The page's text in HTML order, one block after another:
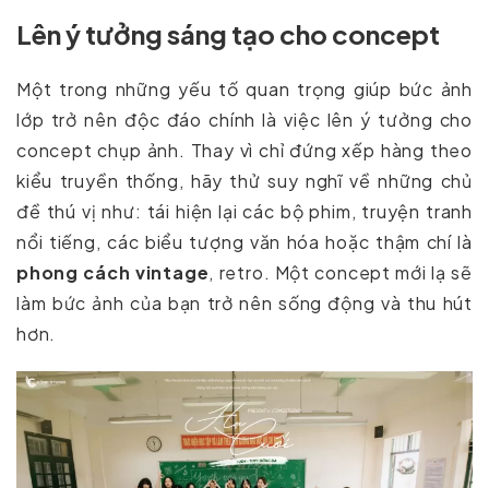
Lên ý tưởng sáng tạo cho concept
Một trong những yếu tố quan trọng giúp bức ảnh
lớp trở nên độc đáo chính là việc lên ý tưởng cho
concept chụp ảnh. Thay vì chỉ đứng xếp hàng theo
kiểu truyền thống, hãy thử suy nghĩ về những chủ
đề thú vị như: tái hiện lại các bộ phim, truyện tranh
nổi tiếng, các biểu tượng văn hóa hoặc thậm chí là
phong cách vintage, retro. Một concept mới lạ sẽ
làm bức ảnh của bạn trở nên sống động và thu hút
hơn.